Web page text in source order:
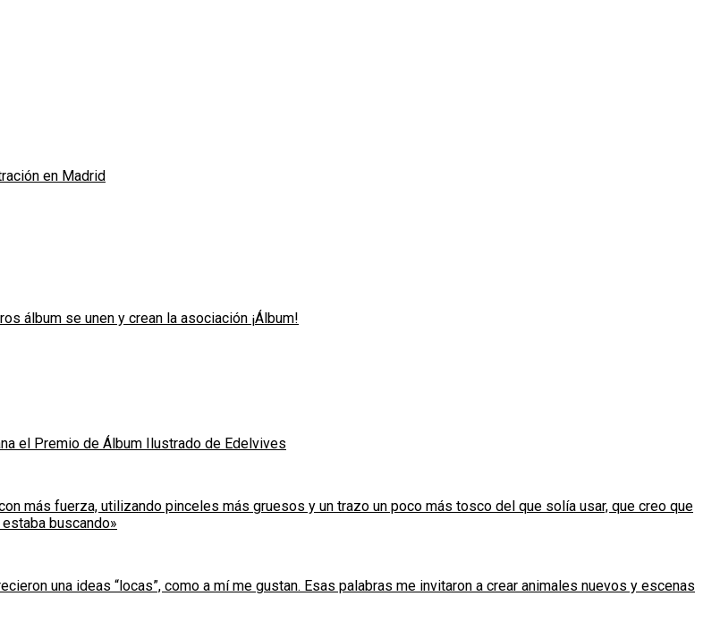
en Madrid
álbum se unen y crean la asociación ¡Álbum!
el Premio de Álbum Ilustrado de Edelvives
más fuerza, utilizando pinceles más gruesos y un trazo un poco más tosco del que solía usar, que creo que
buscando»
una ideas “locas”, como a mí me gustan. Esas palabras me invitaron a crear animales nuevos y escenas